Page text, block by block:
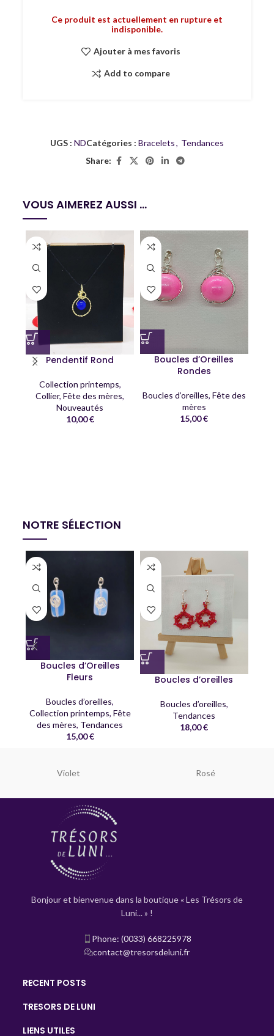
Ce produit est actuellement en rupture et
indisponible.
Ajouter à mes favoris
Add to compare
UGS : NDCatégories : Bracelets, Tendances
Share:
VOUS AIMEREZ AUSSI ...
Pendentif Rond
Collection printemps,
Collier,Fête des mères,
Nouveautés
10,00€
Boucles d’Oreilles
Rondes
Boucles d’oreilles, Fête des
mères
15,00€
NOTRE SÉLECTION
Boucles d’Oreilles
Fleurs
Boucles d’oreilles,
Collection printemps, Fête
des mères, Tendances
15,00€
Boucles d’oreilles
Boucles d’oreilles,
Tendances
18,00€
Violet Rosé
Bonjour et bienvenue dans la boutique « Les Trésors de
Luni... » !
Phone: (0033) 668225978
contact@tresorsdeluni.fr
RECENT POSTS
TRESORS DE LUNI
LIENS UTILES